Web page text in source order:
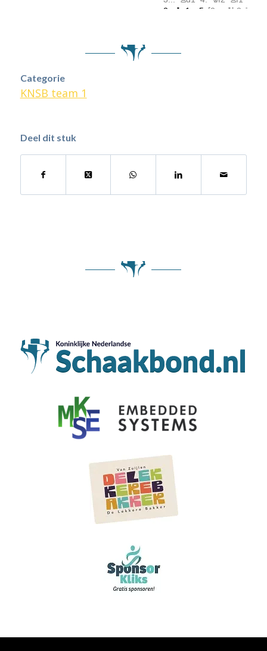
Categorie
KNSB team 1
Deel dit stuk